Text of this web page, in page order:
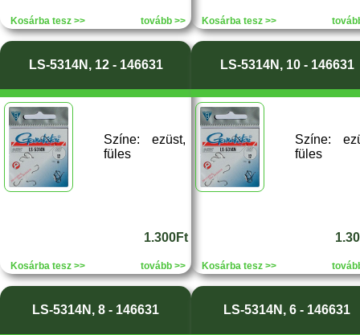
Kosárba tesz >> tovább >> Kosárba tesz >>
LS-5314N, 12 - 146631
Színe: ezüst,
füles
1.300Ft
Kosárba tesz >> tovább >>
LS-5314N, 10 - 146631
Színe:
füles
Kosárba tesz >>
LS-5314N, 8 - 146631 LS-5314N, 6 - 146631